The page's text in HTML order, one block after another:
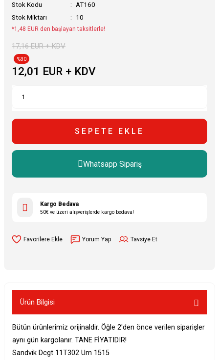
Stok Kodu
AT160
Stok Miktarı
10
*1,48 EUR den başlayan taksitlerle!
17,16 EUR + KDV
%30
12,01 EUR + KDV
SEPETE EKLE
Whatsapp Sipariş
Kargo Bedava
50€ ve üzeri alışverişlerde kargo bedava!
Yorum Yap Tavsiye Et
Ürün Bilgisi
Bütün ürünlerimiz orijinaldir. Öğle 2'den önce verilen siparişler
aynı gün kargolanır. TANE FİYATIDIR!
Sandvik Dcgt 11T302 Um 1515